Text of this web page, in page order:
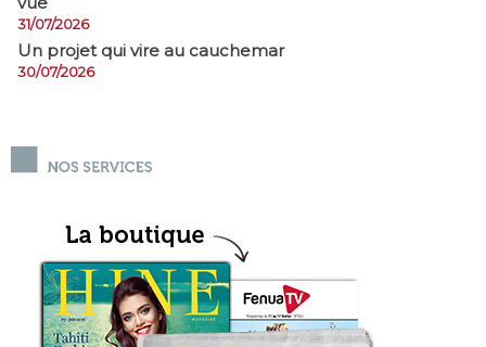
31/07/2026
Un projet qui vire au cauchemar
30/07/2026